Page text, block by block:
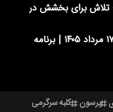
تلاش برای بخشش در
جدول قطعی برق البرز و کرج روز شنبه ۱۷ مرداد ۱۴۰۵ | برنامه
پرسون کلبه سرگرمی